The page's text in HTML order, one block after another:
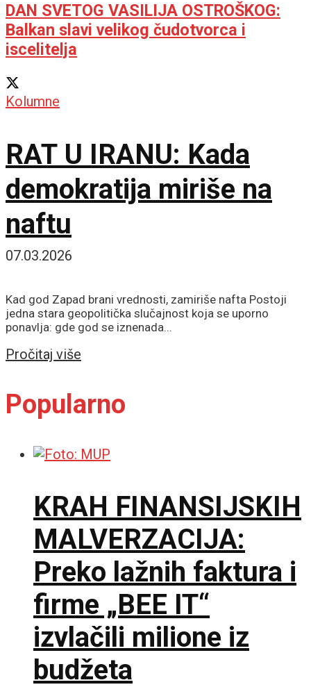
DAN SVETOG VASILIJA OSTROŠKOG:
Balkan slavi velikog čudotvorca i
iscelitelja
Kolumne
RAT U IRANU: Kada
demokratija miriše na
naftu
07.03.2026
Kad god Zapad brani vrednosti, zamiriše nafta Postoji
jedna stara geopolitička slučajnost koja se uporno
ponavlja: gde god se iznenada...
Pročitaj više
Popularno
KRAH FINANSIJSKIH
MALVERZACIJA:
Preko lažnih faktura i
firme „BEE IT“
izvlačili milione iz
budžeta